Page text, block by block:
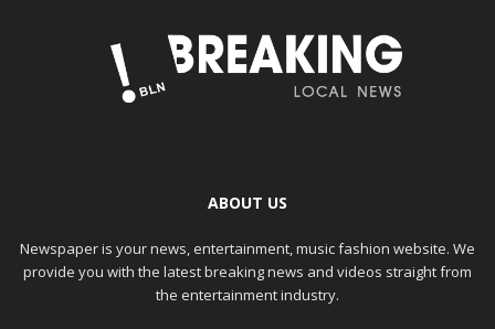
ABOUT US
Newspaper is your news, entertainment, music fashion website. We
provide you with the latest breaking news and videos straight from
the entertainment industry.